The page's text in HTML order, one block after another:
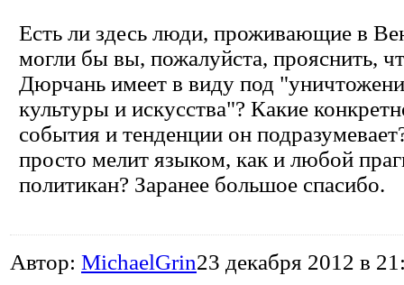
Есть ли здесь люди, проживающие в
могли бы вы, пожалуйста, прояснить,
Дюрчань имеет в виду под
культуры и искусства"? Какие
события и тенденции он
просто мелит языком, как и любой
политикан? Заранее большое спасибо.
Автор: MichaelGrin23 декабря 2012 в